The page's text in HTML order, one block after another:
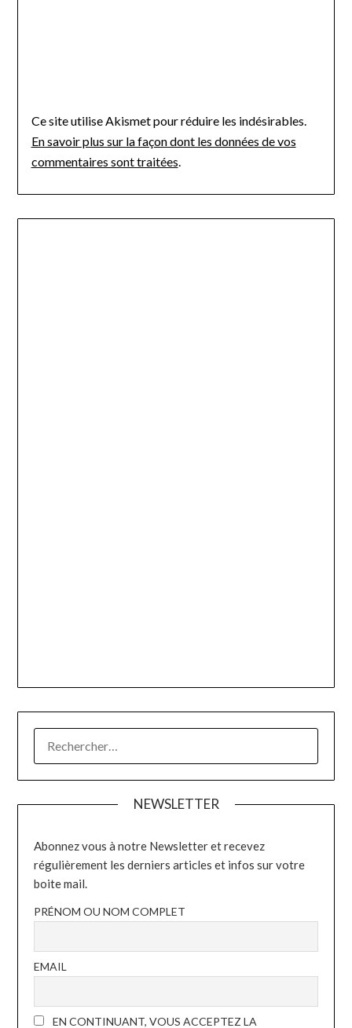
Ce site utilise Akismet pour réduire les indésirables.
En savoir plus sur la façon dont les données de vos
commentaires sont traitées.
NEWSLETTER
Abonnez vous à notre Newsletter et recevez
régulièrement les derniers articles et infos sur votre
boite mail.
PRÉNOM OU NOM COMPLET
EMAIL
EN CONTINUANT, VOUS ACCEPTEZ LA